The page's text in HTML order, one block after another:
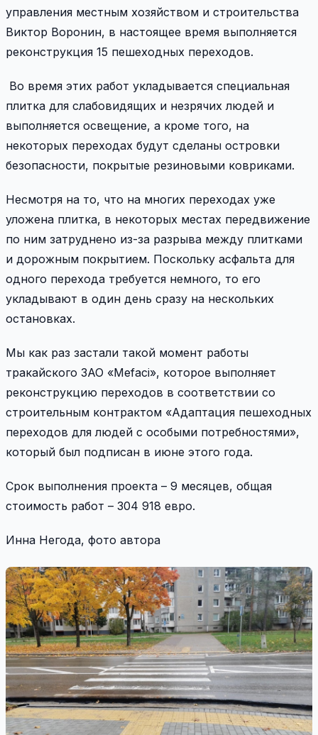
управления местным хозяйством и строительства
Виктор Воронин, в настоящее время выполняется
реконструкция 15 пешеходных переходов.
Во время этих работ укладывается специальная
плитка для слабовидящих и незрячих людей и
выполняется освещение, а кроме того, на
некоторых переходах будут сделаны островки
безопасности, покрытые резиновыми ковриками.
Несмотря на то, что на многих переходах уже
уложена плитка, в некоторых местах передвижение
по ним затруднено из-за разрыва между плитками
и дорожным покрытием. Поскольку асфальта для
одного перехода требуется немного, то его
укладывают в один день сразу на нескольких
остановках.
Мы как раз застали такой момент работы
тракайского ЗАО «Mefaci», которое выполняет
реконструкцию переходов в соответствии со
строительным контрактом «Адаптация пешеходных
переходов для людей с особыми потребностями»,
который был подписан в июне этого года.
Срок выполнения проекта – 9 месяцев, общая
стоимость работ – 304 918 евро.
Инна Негода, фото автора